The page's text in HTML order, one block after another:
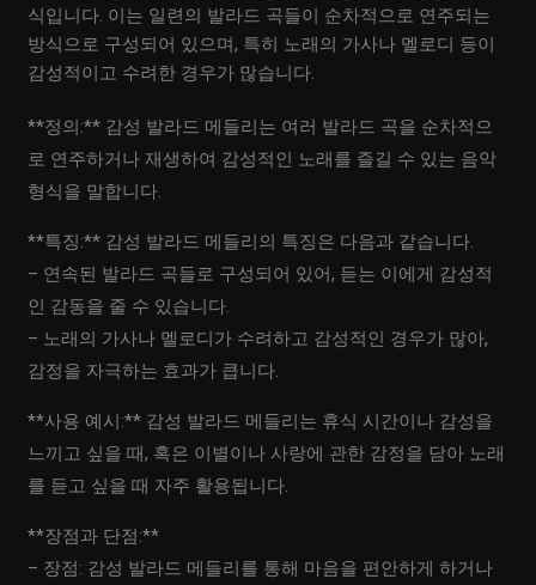
식입니다. 이는 일련의 발라드 곡들이 순차적으로 연주되는
방식으로 구성되어 있으며, 특히 노래의 가사나 멜로디 등이
감성적이고 수려한 경우가 많습니다.
**정의:** 감성 발라드 메들리는 여러 발라드 곡을 순차적으
로 연주하거나 재생하여 감성적인 노래를 즐길 수 있는 음악
형식을 말합니다.
**특징:** 감성 발라드 메들리의 특징은 다음과 같습니다.
– 연속된 발라드 곡들로 구성되어 있어, 듣는 이에게 감성적
인 감동을 줄 수 있습니다.
– 노래의 가사나 멜로디가 수려하고 감성적인 경우가 많아,
감정을 자극하는 효과가 큽니다.
**사용 예시:** 감성 발라드 메들리는 휴식 시간이나 감성을
느끼고 싶을 때, 혹은 이별이나 사랑에 관한 감정을 담아 노래
를 듣고 싶을 때 자주 활용됩니다.
**장점과 단점:**
– 장점: 감성 발라드 메들리를 통해 마음을 편안하게 하거나